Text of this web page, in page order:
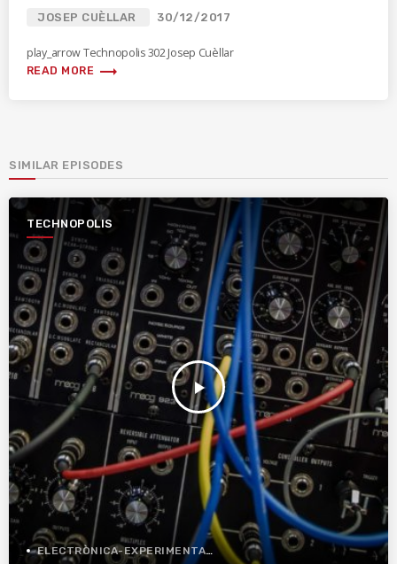
JOSEP CUÈLLAR 30/12/2017
play_arrow Technopolis 302 Josep Cuèllar
READ MORE trending_flat
SIMILAR EPISODES
TECHNOPOLIS
play_arrow
ELECTRÒNICA-EXPERIMENTAL